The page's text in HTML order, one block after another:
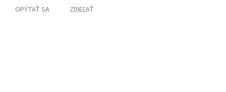
OPÝTAŤ SA ZDIEĽAŤ